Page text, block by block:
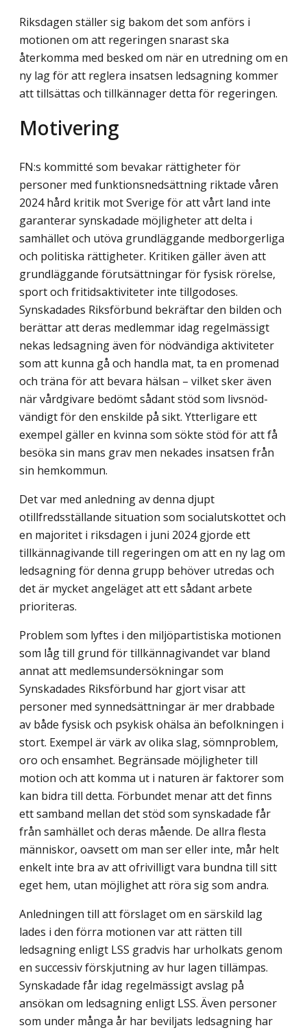
Riksdagen ställer sig bakom det som anförs i
motionen om att regeringen snarast ska
återkomma med besked om när en utredning om en
ny lag för att reglera insatsen ledsagning kommer
att tillsättas och tillkännager detta för regeringen.
Motivering
FN:s kommitté som bevakar rättigheter för
personer med funktionsnedsättning riktade våren
2024 hård kritik mot Sverige för att vårt land inte
garanterar synskadade möjlig­heter att delta i
samhället och utöva grundläggande medborgerliga
och politiska rättigheter. Kritiken gäller även att
grundläggande förutsättningar för fysisk rörelse,
sport och fritidsaktiviteter inte tillgodoses.
Synskadades Riksförbund bekräftar den bilden och
berättar att deras medlemmar idag regelmässigt
nekas ledsagning även för nödvändiga aktiviteter
som att kunna gå och handla mat, ta en promenad
och träna för att bevara hälsan – vilket sker även
när vårdgivare bedömt sådant stöd som livsnöd­
vändigt för den enskilde på sikt. Ytterligare ett
exempel gäller en kvinna som sökte stöd för att få
besöka sin mans grav men nekades insatsen från
sin hemkommun.
Det var med anledning av denna djupt
otillfredsställande situation som social­utskottet och
en majoritet i riksdagen i juni 2024 gjorde ett
tillkännagivande till regeringen om att en ny lag om
ledsagning för denna grupp behöver utredas och
det är mycket angeläget att ett sådant arbete
prioriteras.
Problem som lyftes i den miljöpartistiska motionen
som låg till grund för tillkänna­givandet var bland
annat att medlemsundersökningar som
Synskadades Riksförbund har gjort visar att
personer med synnedsättningar är mer drabbade
av både fysisk och psykisk ohälsa än befolkningen i
stort. Exempel är värk av olika slag, sömnproblem,
oro och ensamhet. Begränsade möjligheter till
motion och att komma ut i naturen är faktorer som
kan bidra till detta. Förbundet menar att det finns
ett samband mellan det stöd som synskadade får
från samhället och deras mående. De allra flesta
människor, oavsett om man ser eller inte, mår helt
enkelt inte bra av att ofrivilligt vara bundna till sitt
eget hem, utan möjlighet att röra sig som andra.
Anledningen till att förslaget om en särskild lag
lades i den förra motionen var att rätten till
ledsagning enligt LSS gradvis har urholkats genom
en successiv förskjutning av hur lagen tillämpas.
Synskadade får idag regelmässigt avslag på
ansökan om ledsagning enligt LSS. Även personer
som under många år har beviljats ledsagning har